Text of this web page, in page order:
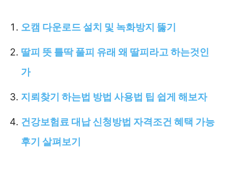
오캠 다운로드 설치 및 녹화방지 뚫기
딸피 뜻 틀딱 풀피 유래 왜 딸피라고 하는것인
가
지뢰찾기 하는법 방법 사용법 팁 쉽게 해보자
건강보험료 대납 신청방법 자격조건 혜택 가능
후기 살펴보기